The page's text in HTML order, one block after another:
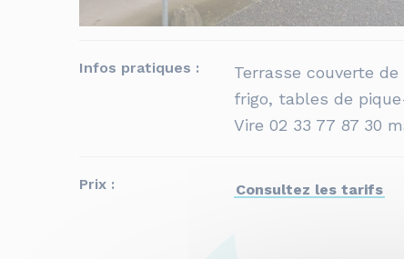
Infos pratiques :
Terrasse couverte
frigo, tables de
Vire 02 33 77 87 30
Prix : Consultez les tarifs